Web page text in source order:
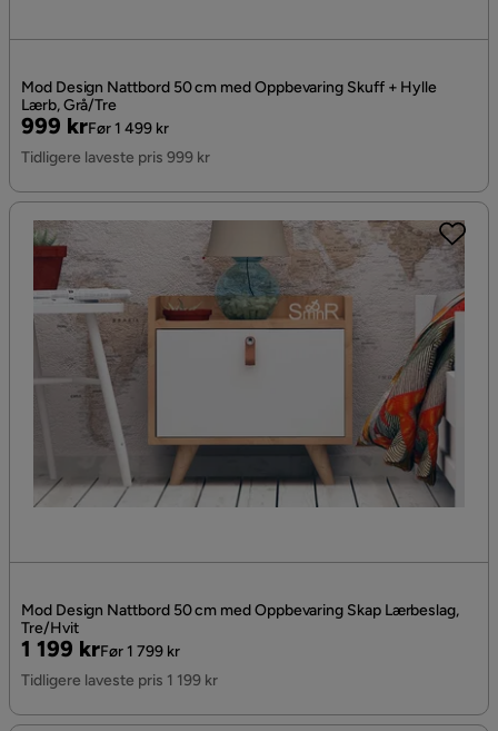
Mod Design Nattbord 50 cm med Oppbevaring Skuff + Hylle
Lærb, Grå/Tre
Pris
999 kr
Original
Pris
Før 1 499 kr
Tidligere laveste pris 999 kr
Mod Design Nattbord 50 cm med Oppbevaring Skap Lærbeslag,
Tre/Hvit
Pris
1 199 kr
Original
Pris
Før 1 799 kr
Tidligere laveste pris 1 199 kr